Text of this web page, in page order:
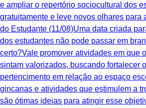
e ampliar o repertório sociocultural dos
gratuitamente e leve novos olhares para
do Estudante (11/08)Uma data criada
dos estudantes não pode passar em
certo?Vale promover atividades em que
sintam valorizados, buscando fortalecer
pertencimento em relação ao espaço
gincanas e atividades que estimulem a
são ótimas ideias para atingir esse